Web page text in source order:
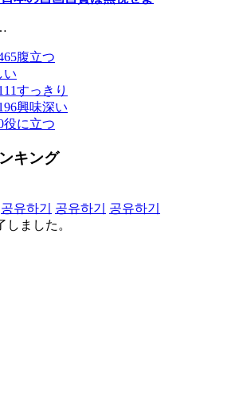
腹立つ
い
すっきり
興味深い
役に立つ
キング
공유하기 공유하기
공유하기
しました。